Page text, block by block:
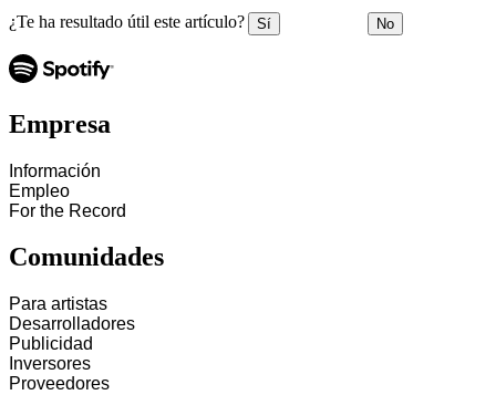
¿Te ha resultado útil este artículo? Sí No
Empresa
Información
Empleo
For the Record
Comunidades
Para artistas
Desarrolladores
Publicidad
Inversores
Proveedores